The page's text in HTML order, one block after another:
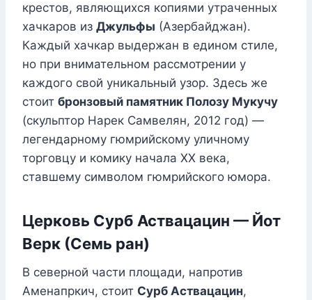
крестов, являющихся копиями утраченных
хачкаров из Джульфы (Азербайджан).
Каждый хачкар выдержан в едином стиле,
но при внимательном рассмотрении у
каждого свой уникальный узор. Здесь же
стоит бронзовый памятник Полозу Мукучу
(скульптор Нарек Самвелян, 2012 год) —
легендарному гюмрийскому уличному
торговцу и комику начала XX века,
ставшему символом гюмрийского юмора.
Церковь Сурб Аствацацин — Йот
Верк (Семь ран)
В северной части площади, напротив
Аменапркич, стоит Сурб Аствацацин,